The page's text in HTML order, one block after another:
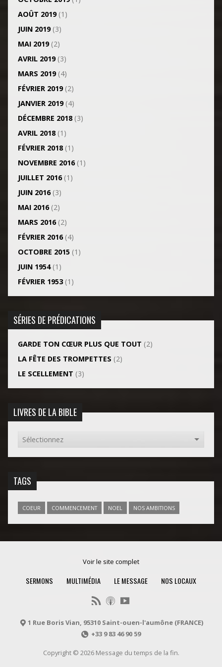
AOÛT 2019(1)
JUIN 2019(3)
MAI 2019(2)
AVRIL 2019(3)
MARS 2019(4)
FÉVRIER 2019(2)
JANVIER 2019(4)
DÉCEMBRE 2018(3)
AVRIL 2018(1)
FÉVRIER 2018(1)
NOVEMBRE 2016(1)
JUILLET 2016(1)
JUIN 2016(3)
MAI 2016(2)
MARS 2016(2)
FÉVRIER 2016(4)
OCTOBRE 2015(1)
JUIN 1954(1)
FÉVRIER 1953(1)
SÉRIES DE PRÉDICATIONS
GARDE TON CŒUR PLUS QUE TOUT (2)
LA FÊTE DES TROMPETTES (2)
LE SCELLEMENT (3)
LIVRES DE LA BIBLE
TAGS
COEUR COMMENCEMENT NOEL NOS AMBITIONS
Voir le site complet
SERMONS MULTIMÉDIA LE MESSAGE NOS LOCAUX
1 Rue Boris Vian, 95310 Saint-ouen-l'aumône (FRANCE)
+33 9 83 46 90 59
Copyright © 2026 Message du temps de la fin.